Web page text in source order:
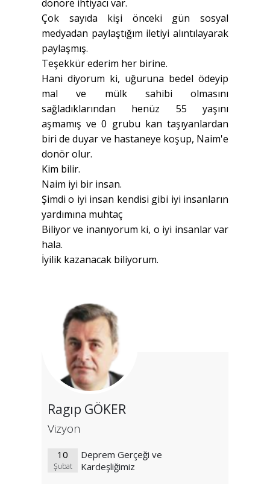
donöre ihtiyacı var.
Çok sayıda kişi önceki gün sosyal
medyadan paylaştığım iletiyi alıntılayarak
paylaşmış.
Teşekkür ederim her birine.
Hani diyorum ki, uğuruna bedel ödeyip
mal ve mülk sahibi olmasını
sağladıklarından henüz 55 yaşını
aşmamış ve 0 grubu kan taşıyanlardan
biri de duyar ve hastaneye koşup, Naim'e
donör olur.
Kim bilir.
Naim iyi bir insan.
Şimdi o iyi insan kendisi gibi iyi insanların
yardımına muhtaç
Biliyor ve inanıyorum ki, o iyi insanlar var
hala.
İyilik kazanacak biliyorum.
Ragıp GÖKER
Vizyon
10
Şubat
Deprem Gerçeği ve
Kardeşliğimiz